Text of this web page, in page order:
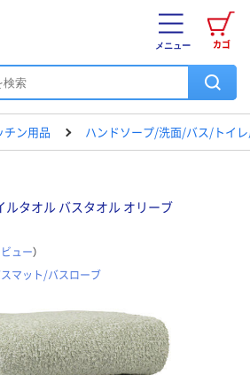
カゴ
メニュー
チン用品 ハンドソープ/洗面/バス/トイ
ルタオル バスタオル オリーブ
ュー）
マット/バスローブ